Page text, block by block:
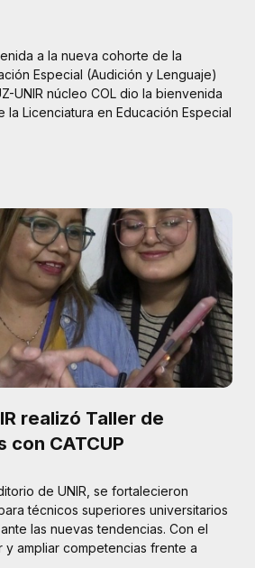
a la nueva cohorte de la
Especial (Audición y Lenguaje)
UNIR núcleo COL dio la bienvenida
la Licenciatura en Educación Especial
realizó Taller de
CATCUP
de UNIR, se fortalecieron
técnicos superiores universitarios
las nuevas tendencias. Con el
ampliar competencias frente a